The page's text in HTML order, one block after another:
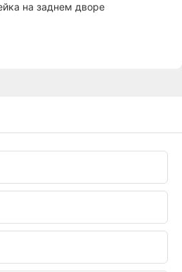
на заднем дворе